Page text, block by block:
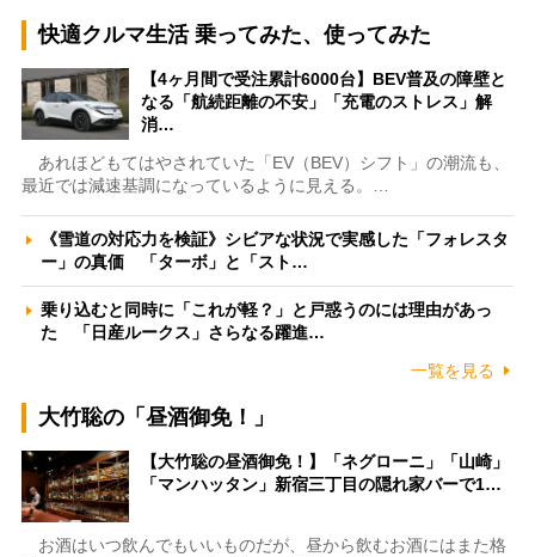
快適クルマ生活 乗ってみた、使ってみた
【4ヶ月間で受注累計6000台】BEV普及の障壁と
なる「航続距離の不安」「充電のストレス」解
消…
あれほどもてはやされていた「EV（BEV）シフト」の潮流も、
最近では減速基調になっているように見える。…
《雪道の対応力を検証》シビアな状況で実感した「フォレスタ
ー」の真価 「ターボ」と「スト…
乗り込むと同時に「これが軽？」と戸惑うのには理由があっ
た 「日産ルークス」さらなる躍進…
一覧を見る
大竹聡の「昼酒御免！」
【大竹聡の昼酒御免！】「ネグローニ」「山崎」
「マンハッタン」新宿三丁目の隠れ家バーで1…
お酒はいつ飲んでもいいものだが、昼から飲むお酒にはまた格